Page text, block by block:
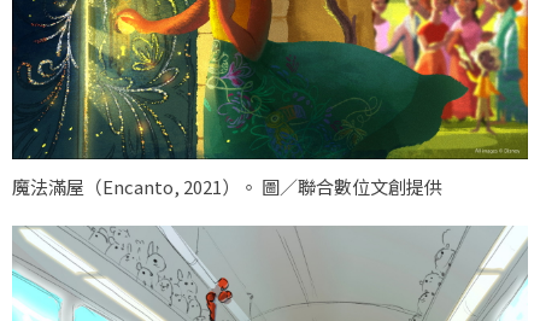
魔法滿屋（Encanto, 2021）。 圖／聯合數位文創提供